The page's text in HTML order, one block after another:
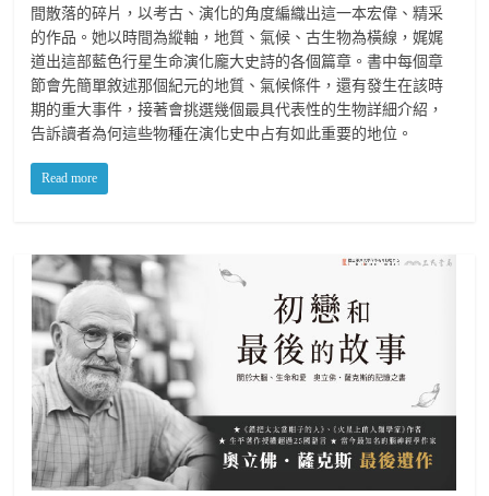
間散落的碎片，以考古、演化的角度編織出這一本宏偉、精采
的作品。她以時間為縱軸，地質、氣候、古生物為橫線，娓娓
道出這部藍色行星生命演化龐大史詩的各個篇章。書中每個章
節會先簡單敘述那個紀元的地質、氣候條件，還有發生在該時
期的重大事件，接著會挑選幾個最具代表性的生物詳細介紹，
告訴讀者為何這些物種在演化史中占有如此重要的地位。
Read more